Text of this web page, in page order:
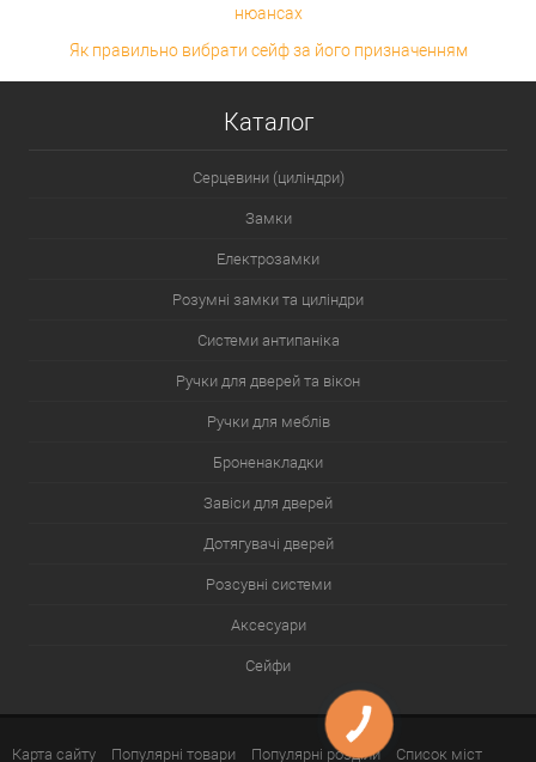
нюансах
Як правильно вибрати сейф за його призначенням
Каталог
Серцевини (циліндри)
Замки
Електрозамки
Розумні замки та циліндри
Системи антипаніка
Ручки для дверей та вікон
Ручки для меблів
Броненакладки
Завіси для дверей
Дотягувачі дверей
Розсувні системи
Аксесуари
Сейфи
Карта сайту Популярні товари Популярні розділи Список міст